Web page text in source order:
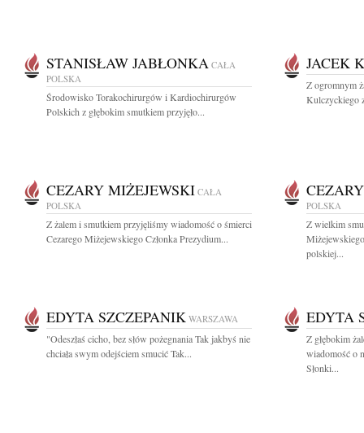
STANISŁAW JABŁONKA CAŁA
POLSKA
Środowisko Torakochirurgów i Kardiochirurgów
Polskich z głębokim smutkiem przyjęło...
JACEK
Z ogromnym
Kulczyckiego
CEZARY MIŻEJEWSKI CAŁA
POLSKA
Z żalem i smutkiem przyjęliśmy wiadomość o śmierci
Cezarego Miżejewskiego Członka Prezydium...
POLSKA
Z wielkim
polskiej...
EDYTA SZCZEPANIK WARSZAWA
"Odeszłaś cicho, bez słów pożegnania Tak jakbyś nie
chciała swym odejściem smucić Tak...
EDYTA
Z głębokim
wiadomość o
Słonki...